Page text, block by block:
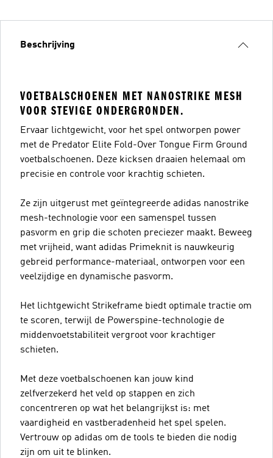
Beschrijving
VOETBALSCHOENEN MET NANOSTRIKE MESH
VOOR STEVIGE ONDERGRONDEN.
Ervaar lichtgewicht, voor het spel ontworpen power
met de Predator Elite Fold-Over Tongue Firm Ground
voetbalschoenen. Deze kicksen draaien helemaal om
precisie en controle voor krachtig schieten.
Ze zijn uitgerust met geïntegreerde adidas nanostrike
mesh-technologie voor een samenspel tussen
pasvorm en grip die schoten preciezer maakt. Beweeg
met vrijheid, want adidas Primeknit is nauwkeurig
gebreid performance-materiaal, ontworpen voor een
veelzijdige en dynamische pasvorm.
Het lichtgewicht Strikeframe biedt optimale tractie om
te scoren, terwijl de Powerspine-technologie de
middenvoetstabiliteit vergroot voor krachtiger
schieten.
Met deze voetbalschoenen kan jouw kind
zelfverzekerd het veld op stappen en zich
concentreren op wat het belangrijkst is: met
vaardigheid en vastberadenheid het spel spelen.
Vertrouw op adidas om de tools te bieden die nodig
zijn om uit te blinken.